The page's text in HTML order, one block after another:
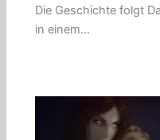
Die Geschichte folgt
in einem…